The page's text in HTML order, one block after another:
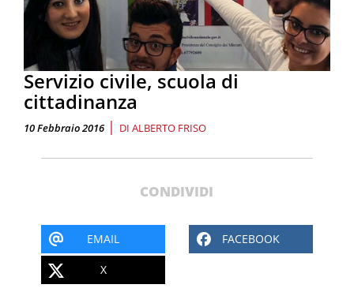
Servizio civile, scuola di
cittadinanza
10 Febbraio 2016 | DI ALBERTO FRISO
CONDIVIDI
EMAIL FACEBOOK
X